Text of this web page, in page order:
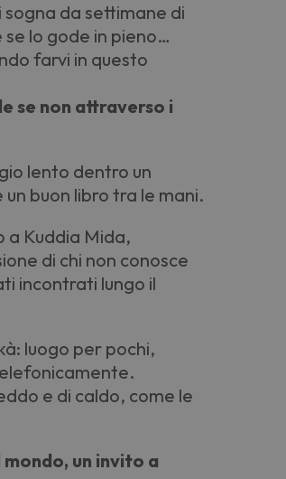
sogna da settimane di
lo gode in pieno…
farvi in questo
se non attraverso i
lento dentro un
buon libro tra le mani.
a Kuddia Mida,
di chi non conosce
incontrati lungo il
luogo per pochi,
e di caldo, come le
mondo, un invito a